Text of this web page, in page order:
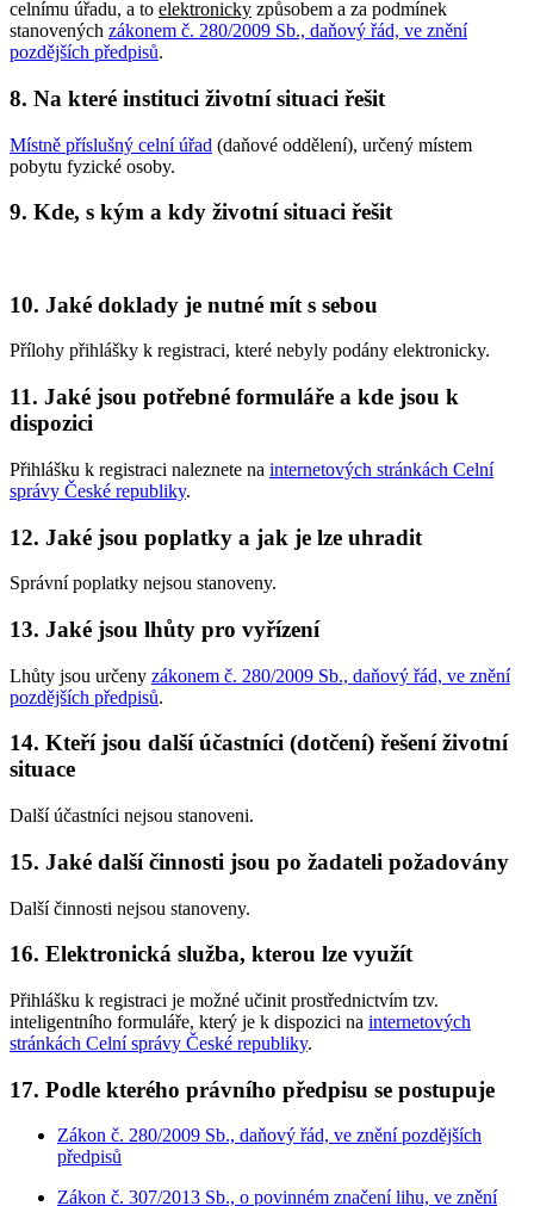
celnímu úřadu, a to elektronicky způsobem a za podmínek
stanovených zákonem č. 280/2009 Sb., daňový řád, ve znění
pozdějších předpisů.
8. Na které instituci životní situaci řešit
Místně příslušný celní úřad (daňové oddělení), určený místem
pobytu fyzické osoby.
9. Kde, s kým a kdy životní situaci řešit
10. Jaké doklady je nutné mít s sebou
Přílohy přihlášky k registraci, které nebyly podány elektronicky.
11. Jaké jsou potřebné formuláře a kde jsou k
dispozici
Přihlášku k registraci naleznete na internetových stránkách Celní
správy České republiky.
12. Jaké jsou poplatky a jak je lze uhradit
Správní poplatky nejsou stanoveny.
13. Jaké jsou lhůty pro vyřízení
Lhůty jsou určeny zákonem č. 280/2009 Sb., daňový řád, ve znění
pozdějších předpisů.
14. Kteří jsou další účastníci (dotčení) řešení životní
situace
Další účastníci nejsou stanoveni.
15. Jaké další činnosti jsou po žadateli požadovány
Další činnosti nejsou stanoveny.
16. Elektronická služba, kterou lze využít
Přihlášku k registraci je možné učinit prostřednictvím tzv.
inteligentního formuláře, který je k dispozici na internetových
stránkách Celní správy České republiky.
17. Podle kterého právního předpisu se postupuje
Zákon č. 280/2009 Sb., daňový řád, ve znění pozdějších
předpisů
Zákon č. 307/2013 Sb., o povinném značení lihu, ve znění